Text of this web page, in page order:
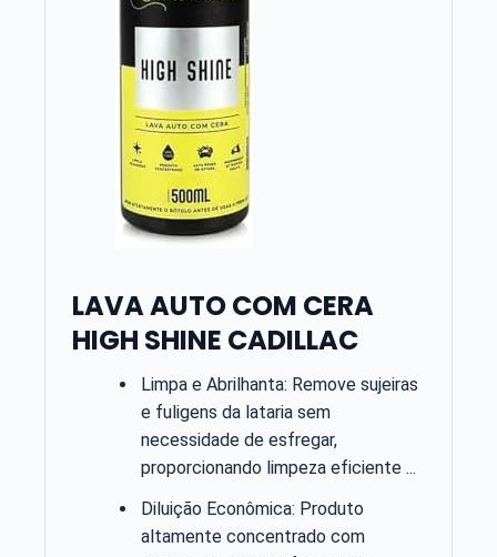
LAVA AUTO COM CERA
HIGH SHINE CADILLAC
Limpa e Abrilhanta: Remove sujeiras
e fuligens da lataria sem
necessidade de esfregar,
proporcionando limpeza eficiente ...
Diluição Econômica: Produto
altamente concentrado com